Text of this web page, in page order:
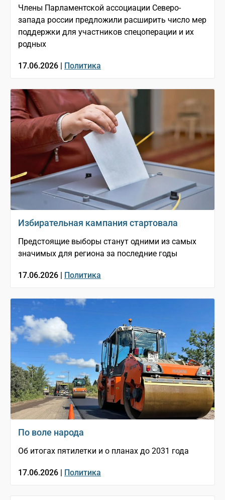
Члены Парламентской ассоциации Северо-
запада россии предложили расширить число мер
поддержки для участников спецоперации и их
родных
17.06.2026 | Политика
Избирательная кампания стартовала
Предстоящие выборы станут одними из самых
значимых для региона за последние годы
17.06.2026 | Политика
По воле народа
Об итогах пятилетки и о планах до 2031 года
17.06.2026 | Политика